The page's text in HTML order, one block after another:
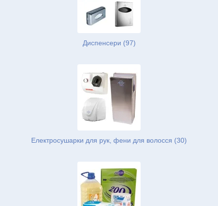
Диспенсери (97)
Електросушарки для рук, фени для волосся (30)